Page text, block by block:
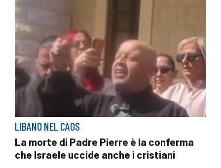
LIBANO NEL CAOS
La morte di Padre Pierre è la conferma
che Israele uccide anche i cristiani